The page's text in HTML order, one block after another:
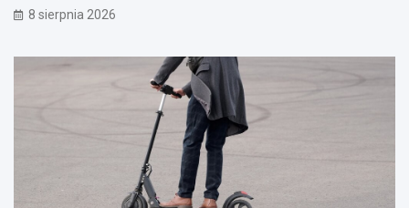
8 sierpnia 2026